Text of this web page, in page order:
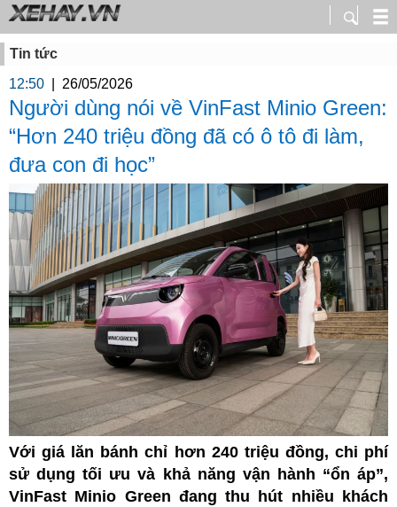
Tin tức
12:50
26/05/2026
Người dùng nói về VinFast Minio Green:
“Hơn 240 triệu đồng đã có ô tô đi làm,
đưa con đi học”
Với giá lăn bánh chỉ hơn 240 triệu đồng, chi phí
sử dụng tối ưu và khả năng vận hành “ổn áp”,
VinFast Minio Green đang thu hút nhiều khách